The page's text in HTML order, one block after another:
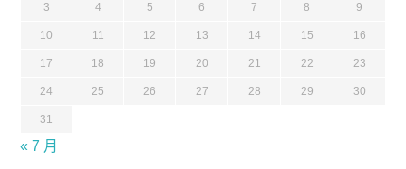
3 4 5 6 7 8 9
10 11 12 13 14 15 16
17 18 19 20 21 22 23
24 25 26 27 28 29 30
31
« 7 月